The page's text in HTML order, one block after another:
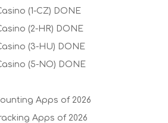
(1-CZ) DONE
(2-HR) DONE
(3-HU) DONE
(5-NO) DONE
Apps of 2026
Apps of 2026